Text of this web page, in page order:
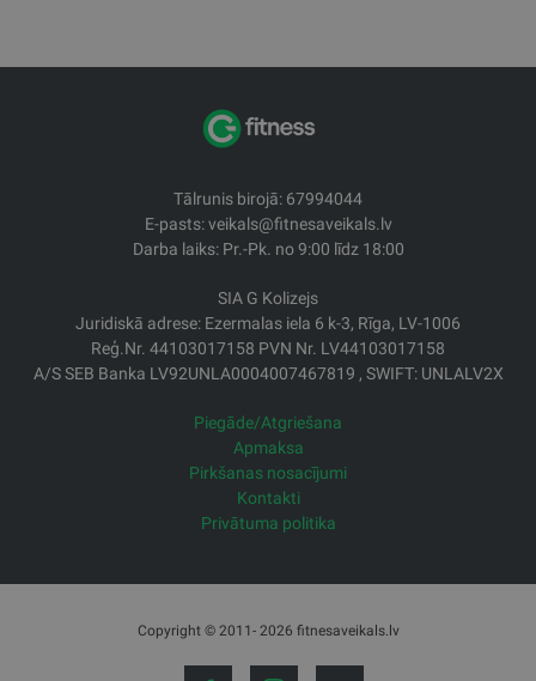
Tālrunis birojā: 67994044
E-pasts: veikals@fitnesaveikals.lv
Darba laiks: Pr.-Pk. no 9:00 līdz 18:00
SIA G Kolizejs
Juridiskā adrese: Ezermalas iela 6 k-3, Rīga, LV-1006
Reģ.Nr. 44103017158 PVN Nr. LV44103017158
A/S SEB Banka LV92UNLA0004007467819 , SWIFT: UNLALV2X
Piegāde/Atgriešana
Apmaksa
Pirkšanas nosacījumi
Kontakti
Privātuma politika
Copyright © 2011- 2026 fitnesaveikals.lv